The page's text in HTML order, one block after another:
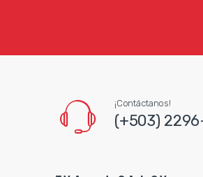
¡Contáctanos!
(+503)